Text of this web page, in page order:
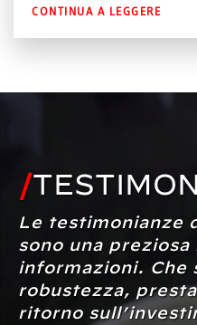
CONTINUA A LEGGERE
/
Le testimonianze
sono una preziosa
informazioni. Che
robustezza,
ritorno